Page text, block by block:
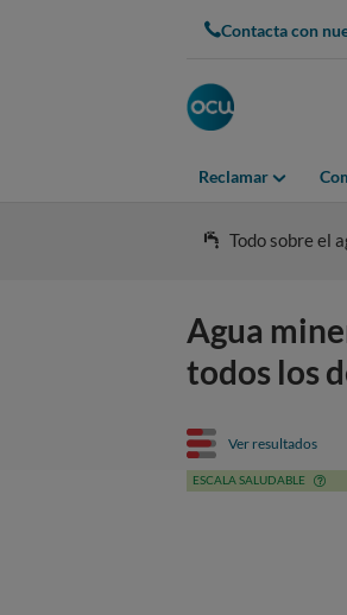
Contacta con
Reclamar
Todo sobre el
Agua
todos los
Ver resultados
ESCALA SALUDABLE